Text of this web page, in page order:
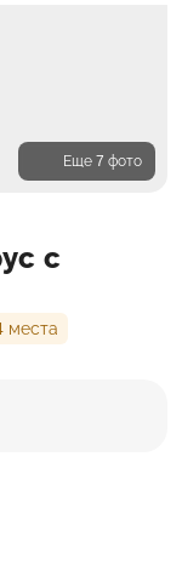
Еще 7 фото
в стоимость
с
места